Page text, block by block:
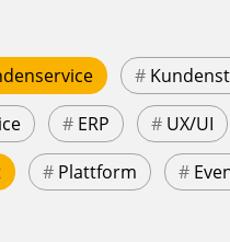
#
# ERP # UX/UI
# Plattform #